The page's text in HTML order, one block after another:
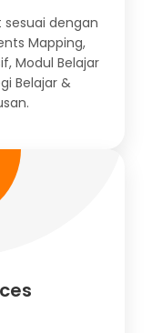
dengan
Mapping,
Modul Belajar
Belajar &